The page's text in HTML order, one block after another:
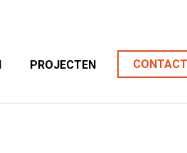
PROJECTEN CONTACT